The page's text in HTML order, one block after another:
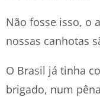
Não fosse isso, o
nossas canhotas
O Brasil já tinha
brigado, num